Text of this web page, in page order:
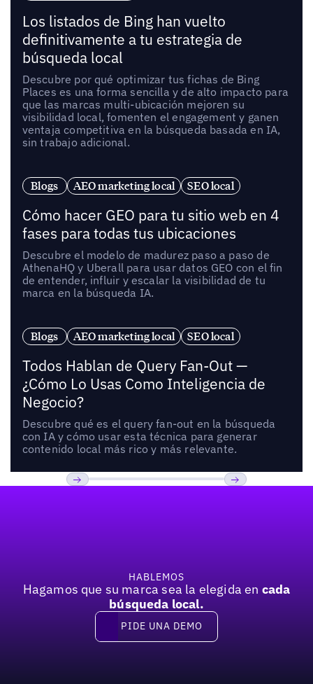
Los listados de Bing han vuelto
definitivamente a tu estrategia de
búsqueda local
Descubre por qué optimizar tus fichas de Bing
Places es una forma sencilla y de alto impacto para
que las marcas multi-ubicación mejoren su
visibilidad local, fomenten el engagement y ganen
ventaja competitiva en la búsqueda basada en IA,
sin trabajo adicional.
Blogs AEO marketing local SEO local
Cómo hacer GEO para tu sitio web en 4
fases para todas tus ubicaciones
Descubre el modelo de madurez paso a paso de
AthenaHQ y Uberall para usar datos GEO con el fin
de entender, influir y escalar la visibilidad de tu
marca en la búsqueda IA.
Blogs AEO marketing local SEO local
Todos Hablan de Query Fan-Out —
¿Cómo Lo Usas Como Inteligencia de
Negocio?
Descubre qué es el query fan-out en la búsqueda
con IA y cómo usar esta técnica para generar
contenido local más rico y más relevante.
HABLEMOS
Hagamos que su marca sea la elegida en cada
búsqueda local.
Pide una demo
PIDE UNA DEMO